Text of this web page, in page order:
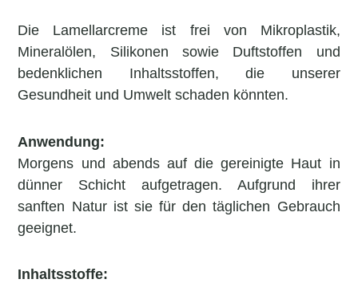
Die Lamellarcreme ist frei von Mikroplastik,
Mineralölen, Silikonen sowie Duftstoffen und
bedenklichen Inhaltsstoffen, die unserer
Gesundheit und Umwelt schaden könnten.
Anwendung:
Morgens und abends auf die gereinigte Haut in
dünner Schicht aufgetragen. Aufgrund ihrer
sanften Natur ist sie für den täglichen Gebrauch
geeignet.
Inhaltsstoffe: